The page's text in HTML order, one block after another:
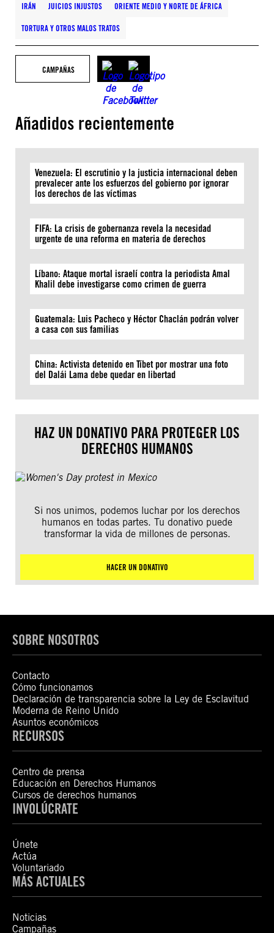
IRÁN JUICIOS INJUSTOS ORIENTE MEDIO Y NORTE DE ÁFRICA
TORTURA Y OTROS MALOS TRATOS
CAMPAÑAS
Añadidos recientemente
Venezuela: El escrutinio y la justicia internacional deben
prevalecer ante los esfuerzos del gobierno por ignorar
los derechos de las víctimas
FIFA: La crisis de gobernanza revela la necesidad
urgente de una reforma en materia de derechos
Líbano: Ataque mortal israelí contra la periodista Amal
Khalil debe investigarse como crimen de guerra
Guatemala: Luis Pacheco y Héctor Chaclán podrán volver
a casa con sus familias
China: Activista detenido en Tíbet por mostrar una foto
del Dalái Lama debe quedar en libertad
HAZ UN DONATIVO PARA PROTEGER LOS
DERECHOS HUMANOS
Si nos unimos, podemos luchar por los derechos
humanos en todas partes. Tu donativo puede
transformar la vida de millones de personas.
HACER UN DONATIVO
SOBRE NOSOTROS
Contacto
Cómo funcionamos
Declaración de transparencia sobre la Ley de Esclavitud
Moderna de Reino Unido
Asuntos económicos
RECURSOS
Centro de prensa
Educación en Derechos Humanos
Cursos de derechos humanos
INVOLÚCRATE
Únete
Actúa
Voluntariado
MÁS ACTUALES
Noticias
Campañas